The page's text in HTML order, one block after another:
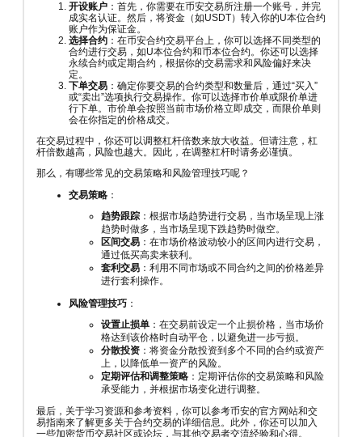
开设账户 ：首先，你需要在币安交易所注册一个账号，并完
成实名认证。然后，将资金（如USDT）转入你的U本位合约
账户作为保证金。
选择合约 ：在币安合约交易平台上，你可以选择不同类型的
合约进行交易，如U本位合约和币本位合约。你还可以选择
永续合约或定期合约，根据你的交易需求和风险偏好来决
定。
下单交易 ：确定你要交易的合约类型和数量后，通过“买入”
或“卖出”选项执行交易操作。你可以选择市价单或限价单进
行下单。市价单会按照当前市场价格立即成交，而限价单则
会在你指定的价格成交。
在交易过程中，你还可以调整杠杆倍数来放大收益。但请注意，杠
杆倍数越高，风险也越大。因此，在调整杠杆时请务必谨慎。
那么，有哪些常见的交易策略和风险管理技巧呢？
交易策略 ：
趋势跟踪 ：根据市场趋势进行交易，当市场呈现上涨
趋势时做多，当市场呈现下跌趋势时做空。
区间交易 ：在市场价格波动较小的区间内进行交易，
通过低买高卖来获利。
套利交易 ：利用不同市场或不同合约之间的价格差异
进行套利操作。
风险管理技巧 ：
设置止损单 ：在交易前设定一个止损价格，当市场价
格达到该价格时自动平仓，以避免进一步亏损。
分散投资 ：将资金分散投资到多个不同的合约或资产
上，以降低单一资产的风险。
定期评估和调整策略 ：定期评估你的交易策略和风险
承受能力，并根据市场变化进行调整。
最后，关于学习资源和参考资料，你可以参考币安的官方网站和交
易指南来了解更多关于合约交易的详细信息。此外，你还可以加入
一些加密货币交易社区或论坛，与其他交易者交流经验和心得。